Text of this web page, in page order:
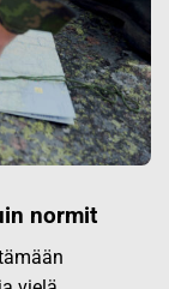
normit